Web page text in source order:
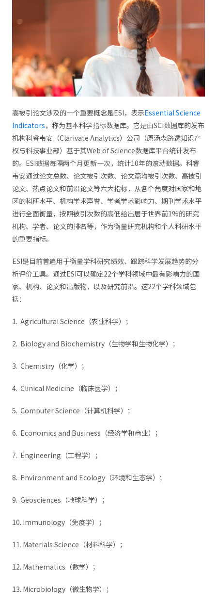
高被引论文涉及的一个重要概念是ESI，表示Essential Science
Indicators，称为基本科学指标数据库。它是由SCI数据库的发布
机构科睿韦安（Clarivate Analytics）公司（原汤森路透知识产
权与科技事业部）基于其Web of Science数据库平台统计发布
的。ESI数据每隔两个月更新一次，统计10年的滚动数据。科睿
韦安通过论文总数、论文被引次数、论文篇均被引次数、高被引
论文、热点论文和前沿论文等六大指标，从各个角度对国家和地
区的科研水平、机构学术声誉、学者学术影响力、期刊学术水平
进行全面衡量，按照被引次数的高低给出居于世界前1%的研究
机构、学者、论文的排名等，作为衡量研究机构和个人科研水平
的重要指标。
ESI是目前普遍用于衡量学科研究绩效、跟踪科学发展趋势的分
析评价工具。通过ESI可以确定22个学科领域中最有影响力的国
家、机构、论文和出版物，以及研究前沿。这22个学科领域包
括：
1. Agricultural Science（农业科学）；
2. Biology and Biochemistry（生物学和生物化学）；
3. Chemistry（化学）；
4. Clinical Medicine（临床医学）；
5. Computer Science（计算机科学）；
6. Economics and Business（经济学和商业）；
7. Engineering（工程学）；
8. Environment and Ecology（环境和生态学）；
9. Geosciences（地球科学）；
10. Immunology（免疫学）；
11. Materials Science（材料科学）；
12. Mathematics（数学）；
13. Microbiology（微生物学）；